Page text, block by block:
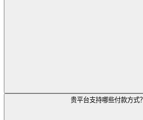
贵平台支持哪些付款方式？